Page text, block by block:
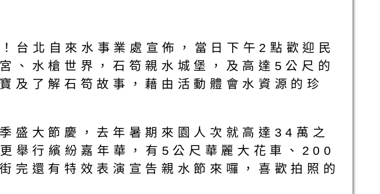
台北自來水事業處宣佈，當日下午2點歡迎民
、水槍世界，石笱親水城堡，及高達5公尺的
及了解石笱故事，藉由活動體會水資源的珍
盛大節慶，去年暑期來園人次就高達34萬之
舉行繽紛嘉年華，有5公尺華麗大花車、200
完還有特效表演宣告親水節來囉，喜歡拍照的